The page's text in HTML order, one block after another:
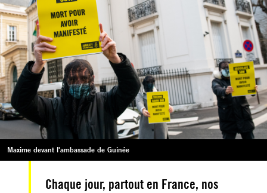
Maxime devant l'ambassade de Guinée
Chaque jour, partout en France, nos